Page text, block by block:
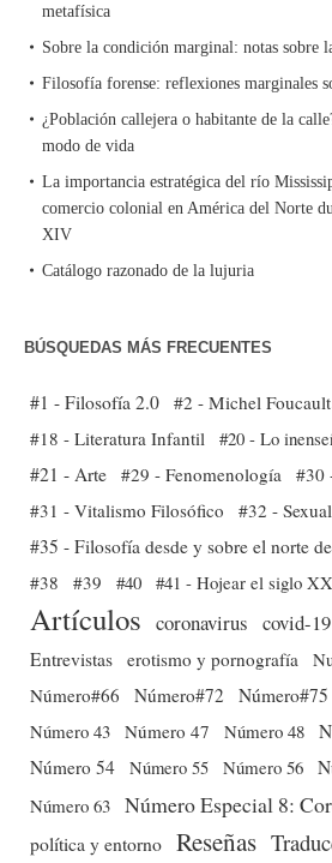
metafísica
Sobre la condición marginal: notas sobre
Filosofía forense: reflexiones marginales
¿Población callejera o habitante de la
modo de vida
La importancia estratégica del río
comercio colonial en América del Norte
XIV
Catálogo razonado de la lujuria
BÚSQUEDAS MÁS FRECUENTES
#1 - Filosofía 2.0 #2 - Michel Foucault
#18 - Literatura Infantil #20 - Lo
#21 - Arte #29 - Fenomenología
#30
#31 - Vitalismo Filosófico
#32 -
#35 - Filosofía desde y sobre el norte
#38
#39 #40 #41 - Hojear el siglo XX
Artículos coronavirus covid-19
Entrevistas erotismo y pornografía
Número#66
Número#72 Número#75
Número 43 Número 47 Número 48
Número 54 Número 55 Número 56
Número 63 Número Especial 8:
política y entorno Reseñas